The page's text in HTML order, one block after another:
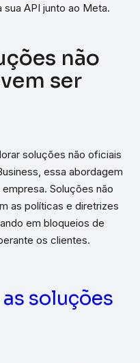
API junto ao Meta.
não
ser
soluções não oficiais
essa abordagem
Soluções não
as políticas e diretrizes
em bloqueios de
os clientes.
soluções